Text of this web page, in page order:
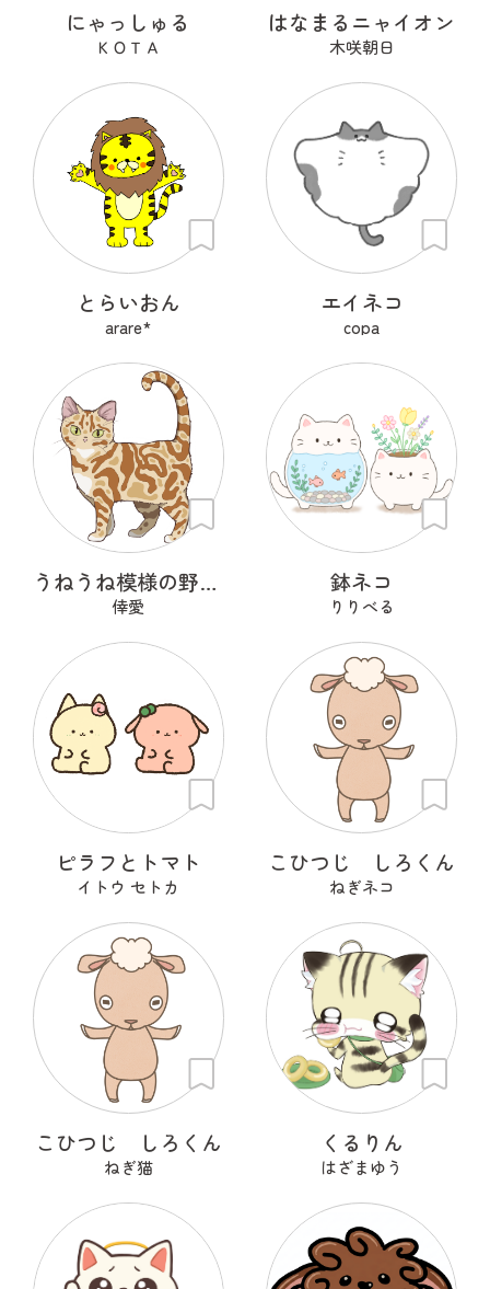
にゃっしゅる
ＫＯＴＡ
はなまるニャイオン
木咲朝日
とらいおん
arare*
エイネコ
copa
うねうね模様の野良猫
倖愛
鉢ネコ
りりべる
ピラフとトマト
イトウ セトカ
こひつじ しろくん
ねぎネコ
こひつじ しろくん
ねぎ猫
くるりん
はざまゆう